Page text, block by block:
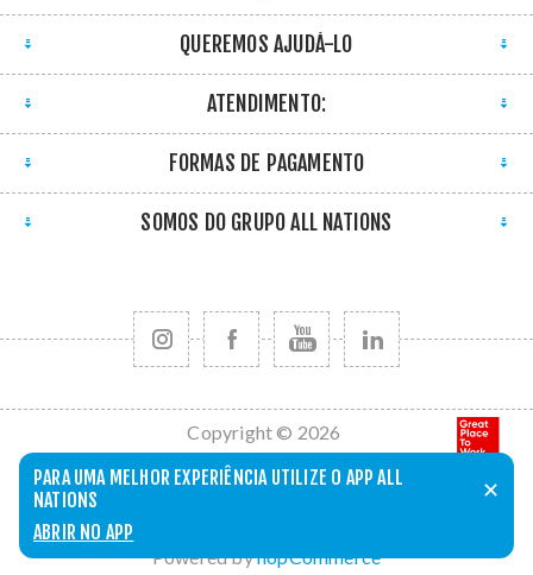
PARA UMA MELHOR EXPERIÊNCIA UTILIZE O APP ALL
NATIONS
✕
ABRIR NO APP
QUEREMOS AJUDÁ-LO
ATENDIMENTO:
FORMAS DE PAGAMENTO
SOMOS DO GRUPO ALL NATIONS
Copyright © 2026
All Nations. Todos
os direitos
Powered bynopCommerce